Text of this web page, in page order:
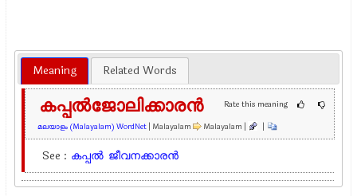
Meaning Related Words
Rate this meaning
കപ്പൽജോലിക്കാരൻ
മലയാളം (Malayalam) WordNet | Malayalam Malayalam | |
See : കപ്പല്‍ ജീവനക്കാരന്‍